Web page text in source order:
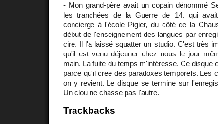
- Mon grand-père avait un copain dénommé
les tranchées de la Guerre de 14, qui
concierge à l'école Pigier, du côté de la
début de l'enseignement des langues par
cire. Il l'a laissé squatter un studio. C'est très
qu'il est venu déjeuner chez nous le jour
main. La fuite du temps m'intéresse. Ce disque
parce qu'il crée des paradoxes temporels. Les
on y revient. Le disque se termine sur
Un clou ne chasse pas l'autre.
Trackbacks